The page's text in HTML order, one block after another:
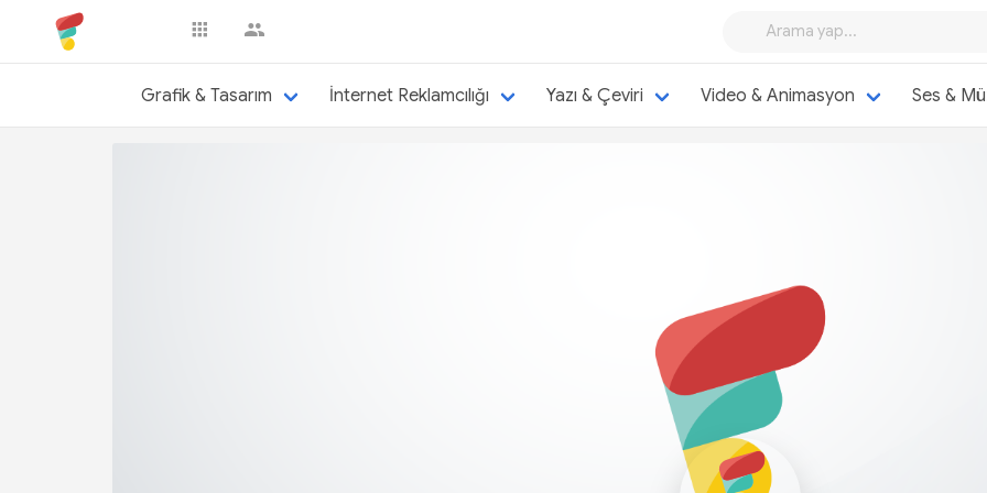
Grafik & Tasarım İnternet Reklamcılığı Yazı & Çeviri Video & Animasyon Ses &
arzusoner